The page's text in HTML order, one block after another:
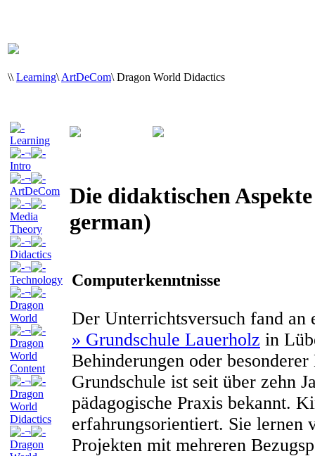
\\ Learning\ ArtDeCom\ Dragon World Didactics
Learning
¬
Intro
¬
ArtDeCom
¬
Media
Theory
¬
Didactics
¬
Technology
¬
Dragon
World
¬
Dragon
World
Content
¬
Dragon
World
Didactics
¬
Dragon
Die didaktischen
german)
Computerkenntnisse
Der Unterrichtsversuch fand an
» Grundschule Lauerholz in
Behinderungen oder
Grundschule ist seit über zehn
pädagogische Praxis bekannt.
erfahrungsorientiert. Sie lernen
Projekten mit mehreren